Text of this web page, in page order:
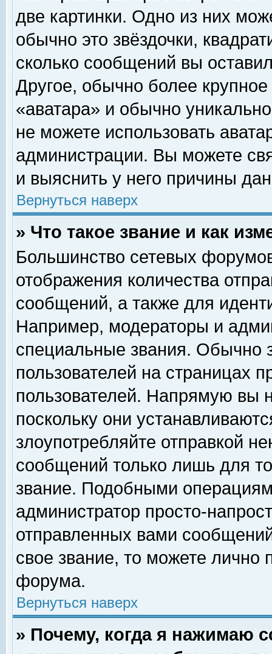
две картинки. Одно из них
обычно это звёздочки,
сколько сообщений вы
Другое, обычно более
«аватара» и обычно
не можете использовать
администрации. Вы можете
и выяснить у него причины
Вернуться наверх
» Что такое звание и как
Большинство сетевых
отображения количества
сообщений, а также для
Например, модераторы и
специальные звания. Обычно
пользователей на страницах
пользователей. Напрямую вы
поскольку они
злоупотребляйте отправкой
сообщений только лишь для
звание. Подобными
администратор просто-
отправленных вами
свое звание, то можете лично
форума.
Вернуться наверх
» Почему, когда я нажимаю